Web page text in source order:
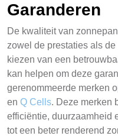
Garanderen
De kwaliteit van
zowel de prestaties als
kiezen van een
kan helpen om deze
gerenommeerde merken
en Q Cells. Deze merken
efficiëntie, duurzaamheid
tot een beter renderend